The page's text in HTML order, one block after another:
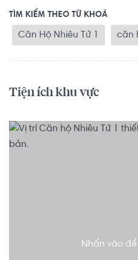
TÌM KIẾM THEO TỪ KHOÁ
Căn Hộ Nhiêu Tứ 1 căn
Tiện ích khu vực
Nhấn vào